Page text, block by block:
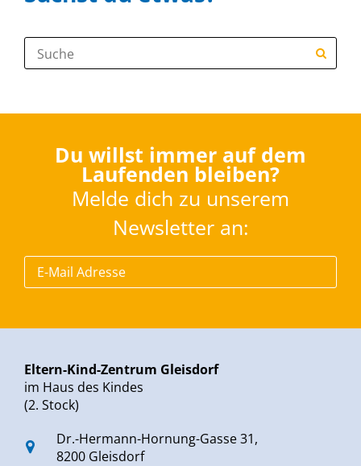
Suche:
Du willst immer auf dem
Laufenden bleiben?
Melde dich zu unserem
Newsletter an:
Eltern-Kind-Zentrum Gleisdorf
im Haus des Kindes
(2. Stock)
Dr.-Hermann-Hornung-Gasse 31,
8200 Gleisdorf